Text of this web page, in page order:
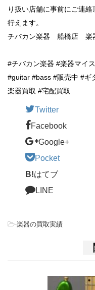
り扱い店舗に事前にご連
行えます。
チバカン楽器 船橋店 楽
#チバカン楽器 #楽器マイ
#guitar #bass #販売中 #ギ
楽器買取 #宅配買取
Twitter
Facebook
Google+
Pocket
B!はてブ
LINE
-楽器の買取実績